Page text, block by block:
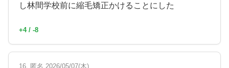
し林間学校前に縮毛矯正かけることにした
+4 / -8
16. 匿名 2026/05/07(木)